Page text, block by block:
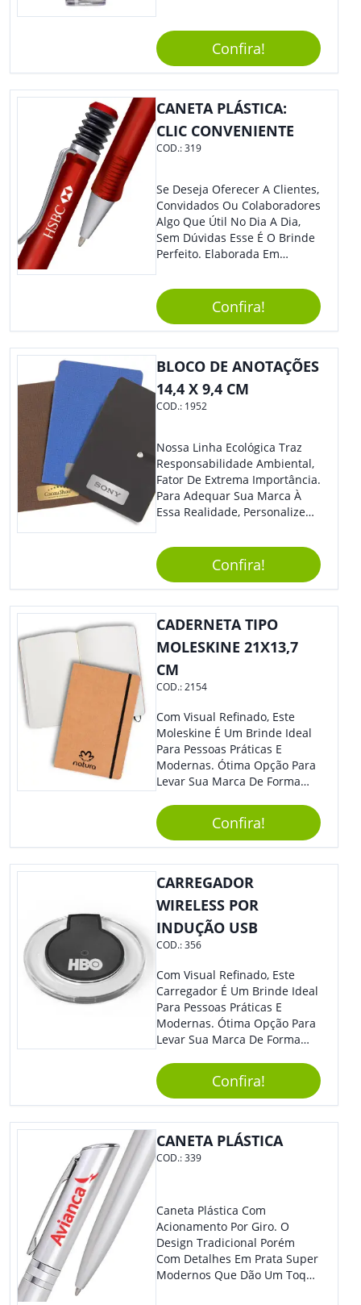
Reuniões Corporativas Ou Até
Mesmo Para Presentear
Colaboradores E Parceiros De
Confira!
CANETA PLÁSTICA:
CLIC CONVENIENTE
COD.:319
Se Deseja Oferecer A Clientes,
Convidados Ou Colaboradores
Algo Que Útil No Dia A Dia,
Sem Dúvidas Esse É O Brinde
Perfeito. Elaborada Em
Com Detalhes Em Metal, Essa
Incrível Caneta Esferográfica É
Acionada Na Por Clic Na Parte
Superior.
Confira!
BLOCO DE ANOTAÇÕES
14,4 X 9,4 CM
COD.: 1952
Nossa Linha Ecológica Traz
Responsabilidade Ambiental,
Fator De Extrema Importância.
Para Adequar Sua Marca À
Essa Realidade, Personalize
Anotações Com Post-It E
Caneta. Elaborado A Partir De
Material Reciclado, O Brinde
Também É Prático, Tornando-
Se Assim Excelente Para Uso
Cotidiano. Perfeito, Não É?!
Confira!
CADERNETA TIPO
MOLESKINE 21X13,7
CM
COD.:2154
Com Visual Refinado, Este
Moleskine É Um Brinde Ideal
Para Pessoas Práticas E
Modernas. Ótima Opção Para
Levar Sua Marca De Forma
Sua Empresa Em Eventos,
Reuniões Corporativas Ou Até
Mesmo Para Presentear
Colaboradores E Parceiros De
Sua Empresa.
Confira!
CARREGADOR
WIRELESS POR
INDUÇÃO USB
COD.:356
Com Visual Refinado, Este
Carregador É Um Brinde Ideal
Para Pessoas Práticas E
Modernas. Ótima Opção Para
Levar Sua Marca De Forma
Sua Empresa Em Eventos,
Reuniões Corporativas Ou Até
Mesmo Para Presentear
Colaboradores E Parceiros De
Sua Empresa.
Confira!
CANETA PLÁSTICA
COD.:339
Caneta Plástica Com
Acionamento Por Giro. O
Design Tradicional Porém
Com Detalhes Em Prata Super
Modernos Que Dão Um Toque